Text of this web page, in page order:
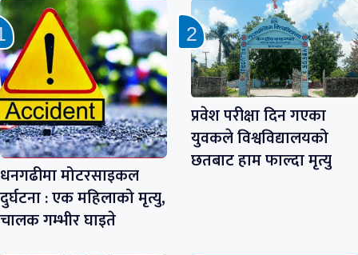
धनगढीमा मोटरसाइकल
दुर्घटना : एक महिलाको मृत्यु,
चालक गम्भीर घाइते
प्रवेश परीक्षा दिन गएका
युवकले विश्वविद्यालयको
छतबाट हाम फाल्दा मृत्यु